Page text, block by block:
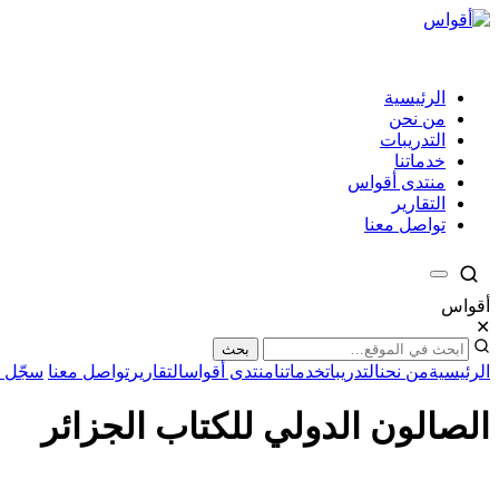
الرئيسية
من نحن
التدريبات
خدماتنا
منتدى أقواس
التقارير
تواصل معنا
أقواس
✕
بحث
الرئيسيةمن نحنالتدريباتخدماتنامنتدى أقواسالتقارير تواصل معنا سجّل
الصالون الدولي للكتاب الجزائر